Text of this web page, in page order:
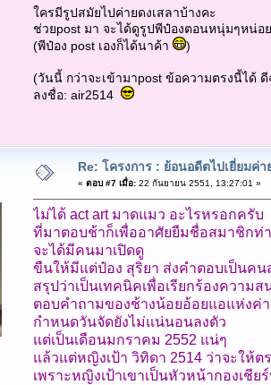
ใครมีรูปสมัยไปค่ายดงเสลาบ้างคะ
ช่วยpost มา จะได้ดูรูปพีป๋องตอนหนุ่มๆหน่อ
(พีป๋อง post เองก็ได้นาค้า
)
(วันนี้ กว่าจะเข้ามาpost ข้อความตรงนี้ได้
ลงชื่อ: air2514
Re: โครงการ : ย้อนอดีตไปเยี่ยมค่
« ตอบ #7 เมื่อ:22 กันยายน 2551, 13:27:01 »
ไม่ได้ act art มาดแมว อะไรหรอกครับ
ที่มาตอบช้าก็เพื่ออาศัยยืมชื่อสมาชิกท่
จะได้มีคนมาเปิดดู
ขืนให้มีแต่ป๋อง สุริยา ส่งคำตอบเป็นค
สรุปว่าเป็นเทคนิคเพื่อเรียกร้องความ
ตอบคำถามของช้างน้อยอ้อยแอแห่งค่า
กำหนดวันจัดยังไม่แน่นอนลงตัว
แต่เป็นเดือนมกราคม 2552 แน่ๆ
แล้วแต่หญิงเป้า วิทิดา 2514 ว่าจะให้
เพราะหญิงเป้าเขาเป็นหัวหน้ากองเชีย